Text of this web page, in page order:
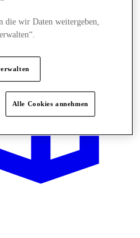
wir Daten weitergeben,
Alle Cookies annehmen